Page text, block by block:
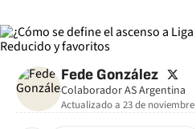
Fede González twitter
Colaborador AS Argentina
Actualizado a 23 de noviembre